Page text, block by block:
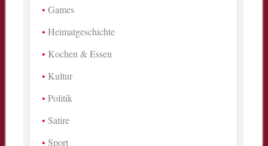
Games
Heimatgeschichte
Kochen & Essen
Kultur
Politik
Satire
Sport